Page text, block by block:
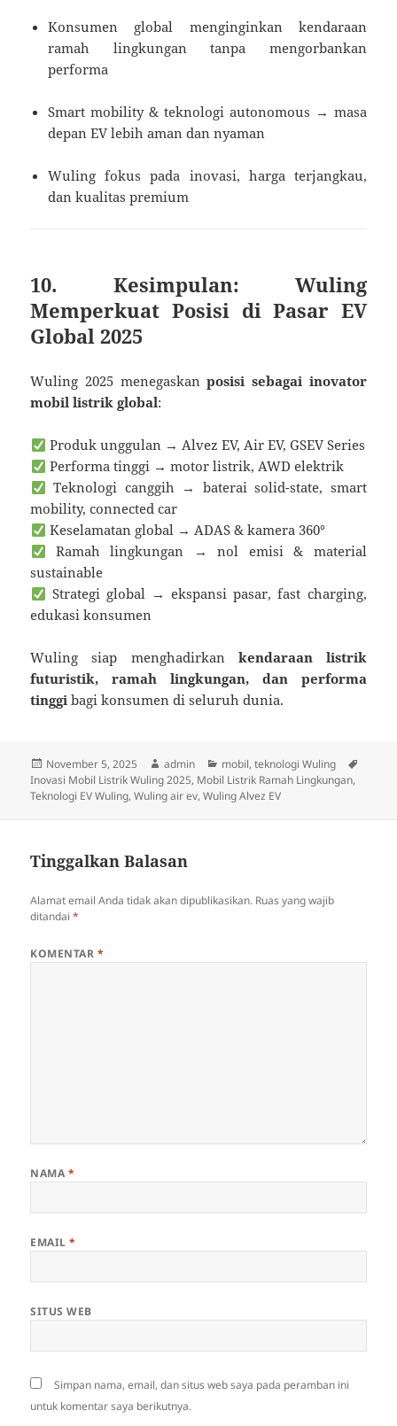
Konsumen global menginginkan kendaraan
ramah lingkungan tanpa mengorbankan
performa
Smart mobility & teknologi autonomous → masa
depan EV lebih aman dan nyaman
Wuling fokus pada inovasi, harga terjangkau,
dan kualitas premium
10. Kesimpulan: Wuling
Memperkuat Posisi di Pasar EV
Global 2025
Wuling 2025 menegaskanposisi sebagai inovator
mobil listrik global:
Produk unggulan → Alvez EV, Air EV, GSEV Series
Performa tinggi → motor listrik, AWD elektrik
Teknologi canggih → baterai solid-state, smart
mobility, connected car
Keselamatan global → ADAS & kamera 360°
Ramah lingkungan → nol emisi & material
sustainable
Strategi global → ekspansi pasar, fast charging,
edukasi konsumen
Wuling siap menghadirkan kendaraan listrik
futuristik, ramah lingkungan, dan performa
tinggi bagi konsumen di seluruh dunia.
Diposkan
pada
November 5, 2025 Penulis
admin Kategori
mobil,teknologi Wuling
Inovasi Mobil Listrik Wuling 2025, Mobil Listrik Ramah Lingkungan,
Teknologi EV Wuling,Wuling air ev,Wuling Alvez EV
Tinggalkan Balasan
Alamat email Anda tidak akan dipublikasikan. Ruas yang wajib
ditandai*
KOMENTAR *
NAMA *
EMAIL*
SITUS WEB
Simpan nama, email, dan situs web saya pada peramban ini
untuk komentar saya berikutnya.